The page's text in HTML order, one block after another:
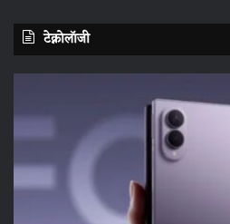
टेक्नोलॉजी